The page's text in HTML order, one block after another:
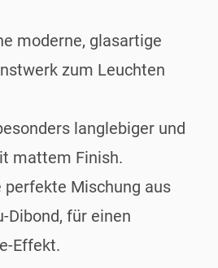
moderne, glasartige
zum Leuchten
langlebiger und
mattem Finish.
perfekte Mischung aus
Dibond, für einen
Effekt.